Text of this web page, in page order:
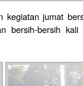
kegiatan jumat
bersih-bersih